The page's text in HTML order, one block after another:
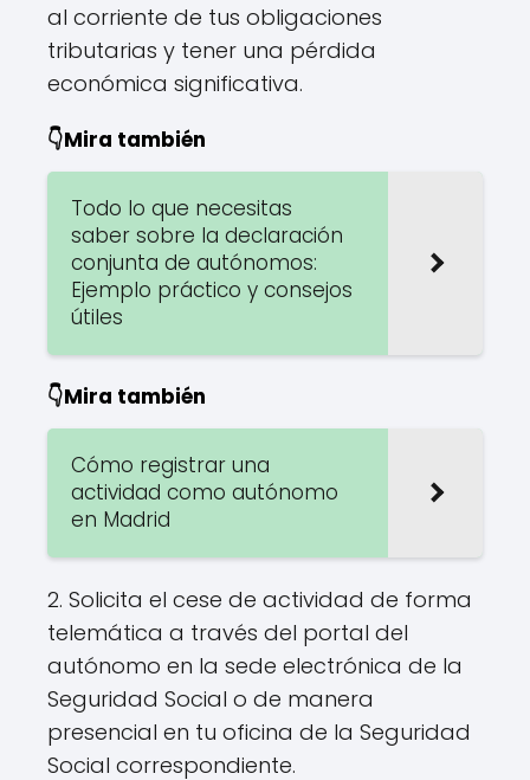
al corriente de tus obligaciones
tributarias y tener una pérdida
económica significativa.
👇Mira también
Todo lo que necesitas
saber sobre la declaración
conjunta de autónomos:
Ejemplo práctico y consejos
útiles
👇Mira también
Cómo registrar una
actividad como autónomo
en Madrid
2. Solicita el cese de actividad de forma
telemática a través del portal del
autónomo en la sede electrónica de la
Seguridad Social o de manera
presencial en tu oficina de la Seguridad
Social correspondiente.